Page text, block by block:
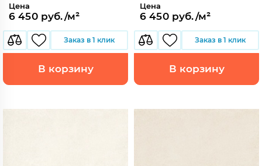
Цена
6 450 руб./м²
Заказ в 1 клик
В корзину
Цена
6 450 руб./м²
Заказ в 1 клик
В корзину